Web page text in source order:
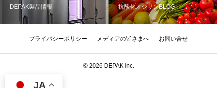
DEPAK製品情報 抗酸化オジサンBLOG
プライバシーポリシー メディアの皆さまへ お問い合せ
© 2026 DEPAK Inc.
JA